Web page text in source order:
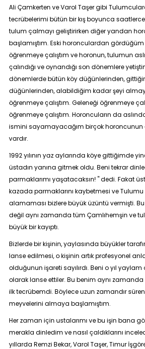
Ali Çamkerten ve Varol Taşer gibi
tecrübelerimi bütün bir kış boyunca
tulum çalmayı geliştirirken diğer yandan
başlamıştım. Eski horonculardan gördüğüm
öğrenmeye çalıştım ve horonun, tulumun
çalındığı ve oynandığı son dönemlere
dönemlerde bütün köy düğünlerinden,
düğünlerinden, alabildiğim kadar şeyi
öğrenmeye çalıştım. Geleneği öğrenmeye
öğrenmeye çalıştım. Horoncuların da
ismini sayamayacağım birçok horoncunun
vardır.
1992 yılının yaz aylarında köye gittiğimde
üstadın yanına gitmek oldu. Beni tekrar
parmaklarımı yaşatacaksın! " dedi. Fakat
kazada parmaklarını kaybetmesi ve
alamaması bizlere büyük üzüntü vermişti.
değil aynı zamanda tüm Çamlıhemşin ve
büyük bir kayıptı.
Bizlerde bir kişinin, yaylasında büyükler
lanse edilmesi, o kişinin artık profesyonel
olduğunun işareti sayılırdı. Beni o yıl
olarak lanse ettiler. Bu benim aynı
ilk tecrübemdi. Böylece uzun zamandır süren
meyvelerini almaya başlamıştım.
Her zaman için ustalarımı ve bu işin bana
merakla dinledim ve nasıl çaldıklarını
yıllarda Remzi Bekar, Varol Taşer, Timur